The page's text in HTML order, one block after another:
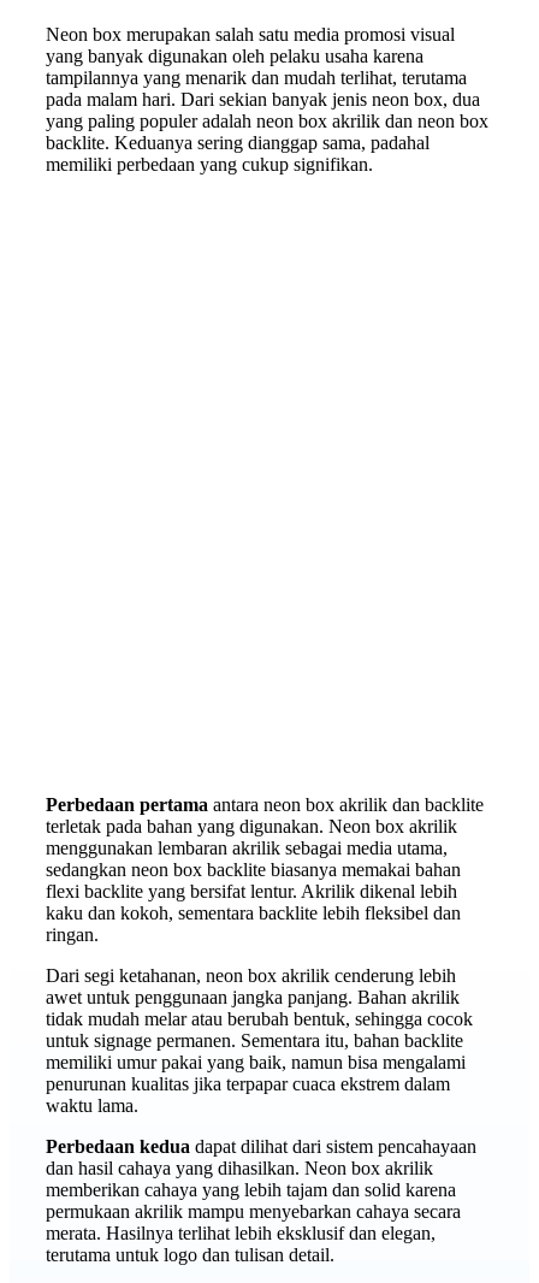
Neon box merupakan salah satu media promosi visual
yang banyak digunakan oleh pelaku usaha karena
tampilannya yang menarik dan mudah terlihat, terutama
pada malam hari. Dari sekian banyak jenis neon box, dua
yang paling populer adalah neon box akrilik dan neon box
backlite. Keduanya sering dianggap sama, padahal
memiliki perbedaan yang cukup signifikan.
Perbedaan pertama antara neon box akrilik dan backlite
terletak pada bahan yang digunakan. Neon box akrilik
menggunakan lembaran akrilik sebagai media utama,
sedangkan neon box backlite biasanya memakai bahan
flexi backlite yang bersifat lentur. Akrilik dikenal lebih
kaku dan kokoh, sementara backlite lebih fleksibel dan
ringan.
Dari segi ketahanan, neon box akrilik cenderung lebih
awet untuk penggunaan jangka panjang. Bahan akrilik
tidak mudah melar atau berubah bentuk, sehingga cocok
untuk signage permanen. Sementara itu, bahan backlite
memiliki umur pakai yang baik, namun bisa mengalami
penurunan kualitas jika terpapar cuaca ekstrem dalam
waktu lama.
Perbedaan kedua dapat dilihat dari sistem pencahayaan
dan hasil cahaya yang dihasilkan. Neon box akrilik
memberikan cahaya yang lebih tajam dan solid karena
permukaan akrilik mampu menyebarkan cahaya secara
merata. Hasilnya terlihat lebih eksklusif dan elegan,
terutama untuk logo dan tulisan detail.